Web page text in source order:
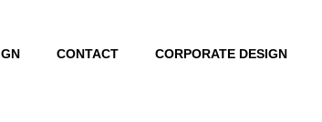
CONTACT CORPORATE DESIGN